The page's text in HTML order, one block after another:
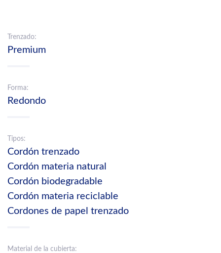
Trenzado:
Premium
Forma:
Redondo
Tipos:
Cordón trenzado
Cordón materia natural
Cordón biodegradable
Cordón materia reciclable
Cordones de papel trenzado
Material de la cubierta: